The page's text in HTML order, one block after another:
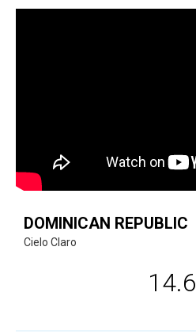
DOMINICAN REPUBLIC
Cielo Claro
14.6